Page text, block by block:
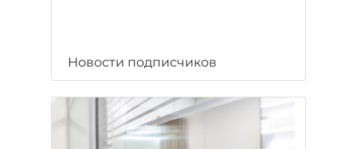
Новости подписчиков